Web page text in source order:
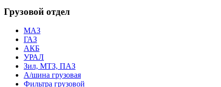
Грузовой отдел
МАЗ
ГАЗ
АКБ
УРАЛ
Зил, МТЗ, ПАЗ
А/шина грузовая
Фильтра грузовой